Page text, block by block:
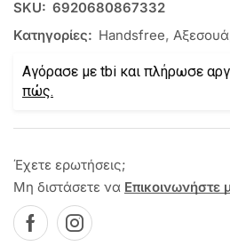
SKU: 6920680867332
Κατηγορίες: Handsfree,
Αγόρασε με tbi και πλήρωσε
πώς.
Έχετε ερωτήσεις;
Μη διστάσετε να Επικοινωνήστε